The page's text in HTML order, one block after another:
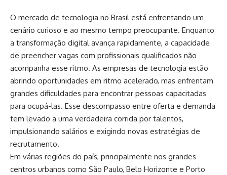
O mercado de tecnologia no Brasil está enfrentando um
cenário curioso e ao mesmo tempo preocupante. Enquanto
a transformação digital avança rapidamente, a capacidade
de preencher vagas com profissionais qualificados não
acompanha esse ritmo. As empresas de tecnologia estão
abrindo oportunidades em ritmo acelerado, mas enfrentam
grandes dificuldades para encontrar pessoas capacitadas
para ocupá-las. Esse descompasso entre oferta e demanda
tem levado a uma verdadeira corrida por talentos,
impulsionando salários e exigindo novas estratégias de
recrutamento.
Em várias regiões do país, principalmente nos grandes
centros urbanos como São Paulo, Belo Horizonte e Porto